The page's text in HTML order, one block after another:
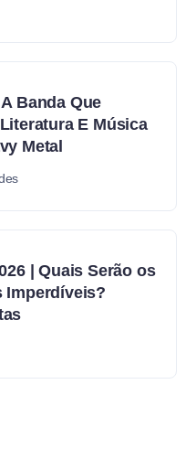
Banda Que
E Música
Metal
| Quais Serão os
Imperdíveis?